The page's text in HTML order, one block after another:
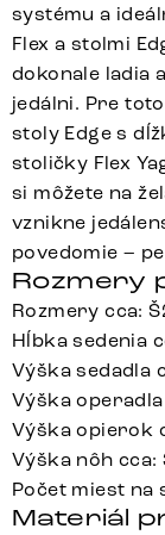
systému a
Flex a stolmi
dokonale ladia
jedálni. Pre
stoly Edge s
stoličky Flex
si môžete na
vznikne
povedomie –
Rozmery
Rozmery cca:
Hĺbka sedenia
Výška sedadla
Výška
Výška opierok
Výška nôh cca:
Počet miest na
Materiál